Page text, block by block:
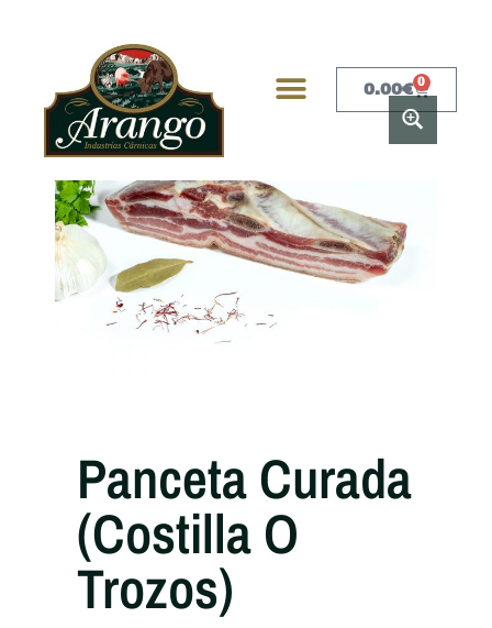
0.00€ 0
Panceta Curada
(costilla O
Trozos)